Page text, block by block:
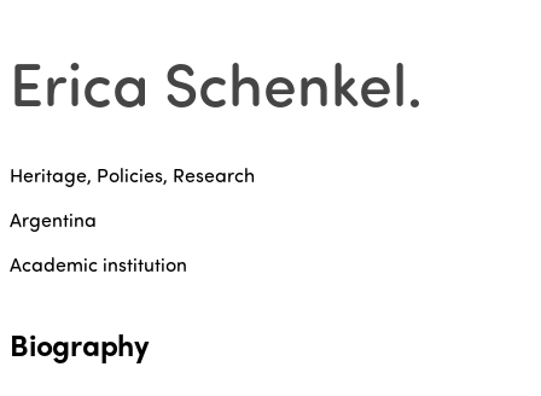
Erica Schenkel.
Heritage, Policies, Research
Argentina
Academic institution
Biography